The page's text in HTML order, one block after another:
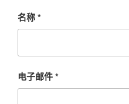
名称*
电子邮件*